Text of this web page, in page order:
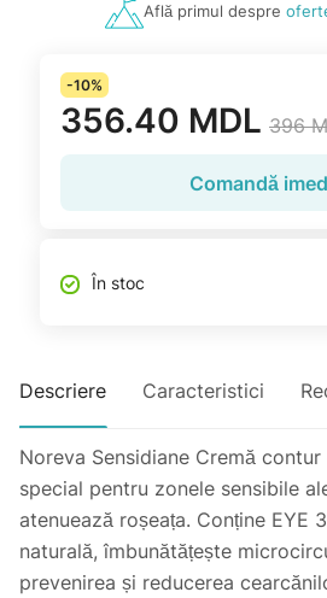
Află primul despre
-10%
356.40 MDL 396
Comandă
În stoc
Descriere Caracteristici
Noreva Sensidiane Cremă
special pentru zonele sensibile
atenuează roșeața. Conține EYE
naturală, îmbunătățește
prevenirea și reducerea